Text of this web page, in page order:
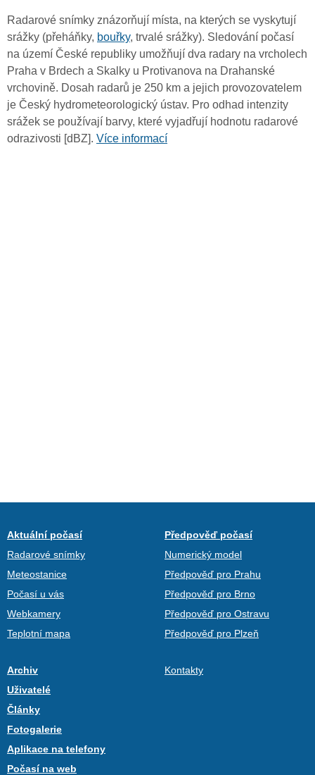
Radarové snímky znázorňují místa, na kterých se vyskytují
srážky (přeháňky, bouřky, trvalé srážky). Sledování počasí
na území České republiky umožňují dva radary na vrcholech
Praha v Brdech a Skalky u Protivanova na Drahanské
vrchovině. Dosah radarů je 250 km a jejich provozovatelem
je Český hydrometeorologický ústav. Pro odhad intenzity
srážek se používají barvy, které vyjadřují hodnotu radarové
odrazivosti [dBZ]. Více informací
Aktuální počasí
Radarové snímky
Meteostanice
Počasí u vás
Webkamery
Teplotní mapa
Předpověď počasí
Numerický model
Předpověď pro Prahu
Předpověď pro Brno
Předpověď pro Ostravu
Předpověď pro Plzeň
Archiv
Uživatelé
Články
Fotogalerie
Aplikace na telefony
Počasí na web
Kontakty